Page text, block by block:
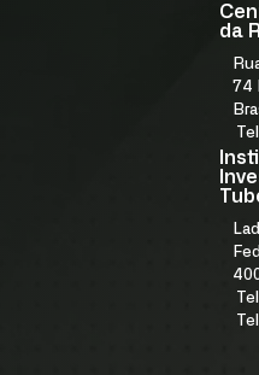
da
74